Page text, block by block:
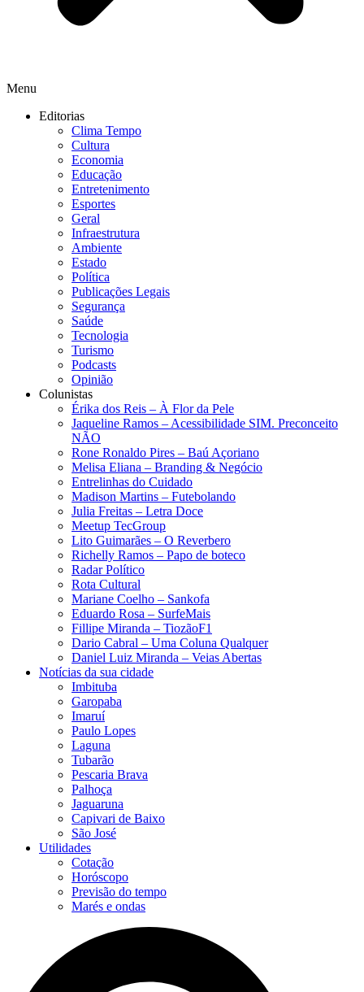
Menu
Editorias
Clima Tempo
Cultura
Economia
Educação
Entretenimento
Esportes
Geral
Infraestrutura
Ambiente
Estado
Política
Publicações Legais
Segurança
Saúde
Tecnologia
Turismo
Podcasts
Opinião
Colunistas
Érika dos Reis​ – À Flor da Pele
Jaqueline Ramos – Acessibilidade SIM. Preconceito
NÃO
Rone Ronaldo Pires – Baú Açoriano
Melisa Eliana – Branding & Negócio
Entrelinhas do Cuidado
Madison Martins – Futebolando
Julia Freitas​ – Letra Doce
Meetup TecGroup
Lito Guimarães – O Reverbero
Richelly Ramos​ – Papo de boteco
Radar Político
Rota Cultural
Mariane Coelho – Sankofa
Eduardo Rosa​ – SurfeMais
Fillipe Miranda – TiozãoF1
Dario Cabral – Uma Coluna Qualquer
Daniel Luiz Miranda – Veias Abertas
Notícias da sua cidade
Imbituba
Garopaba
Imaruí
Paulo Lopes
Laguna
Tubarão
Pescaria Brava
Palhoça
Jaguaruna
Capivari de Baixo
São José
Utilidades
Cotação
Horóscopo
Previsão do tempo
Marés e ondas